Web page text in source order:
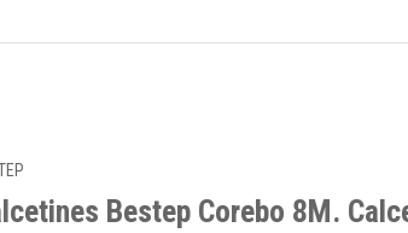
Bestep Corebo 8M.